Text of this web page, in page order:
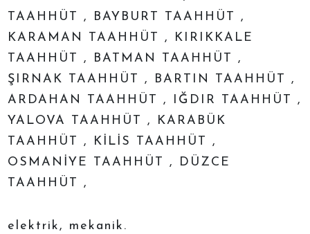
TAAHHÜT , BAYBURT TAAHHÜT ,
KARAMAN TAAHHÜT , KIRIKKALE
TAAHHÜT , BATMAN TAAHHÜT ,
ŞIRNAK TAAHHÜT , BARTIN TAAHHÜT ,
ARDAHAN TAAHHÜT , IĞDIR TAAHHÜT ,
YALOVA TAAHHÜT , KARABÜK
TAAHHÜT , KİLİS TAAHHÜT ,
OSMANİYE TAAHHÜT , DÜZCE
TAAHHÜT ,
elektrik, mekanik.